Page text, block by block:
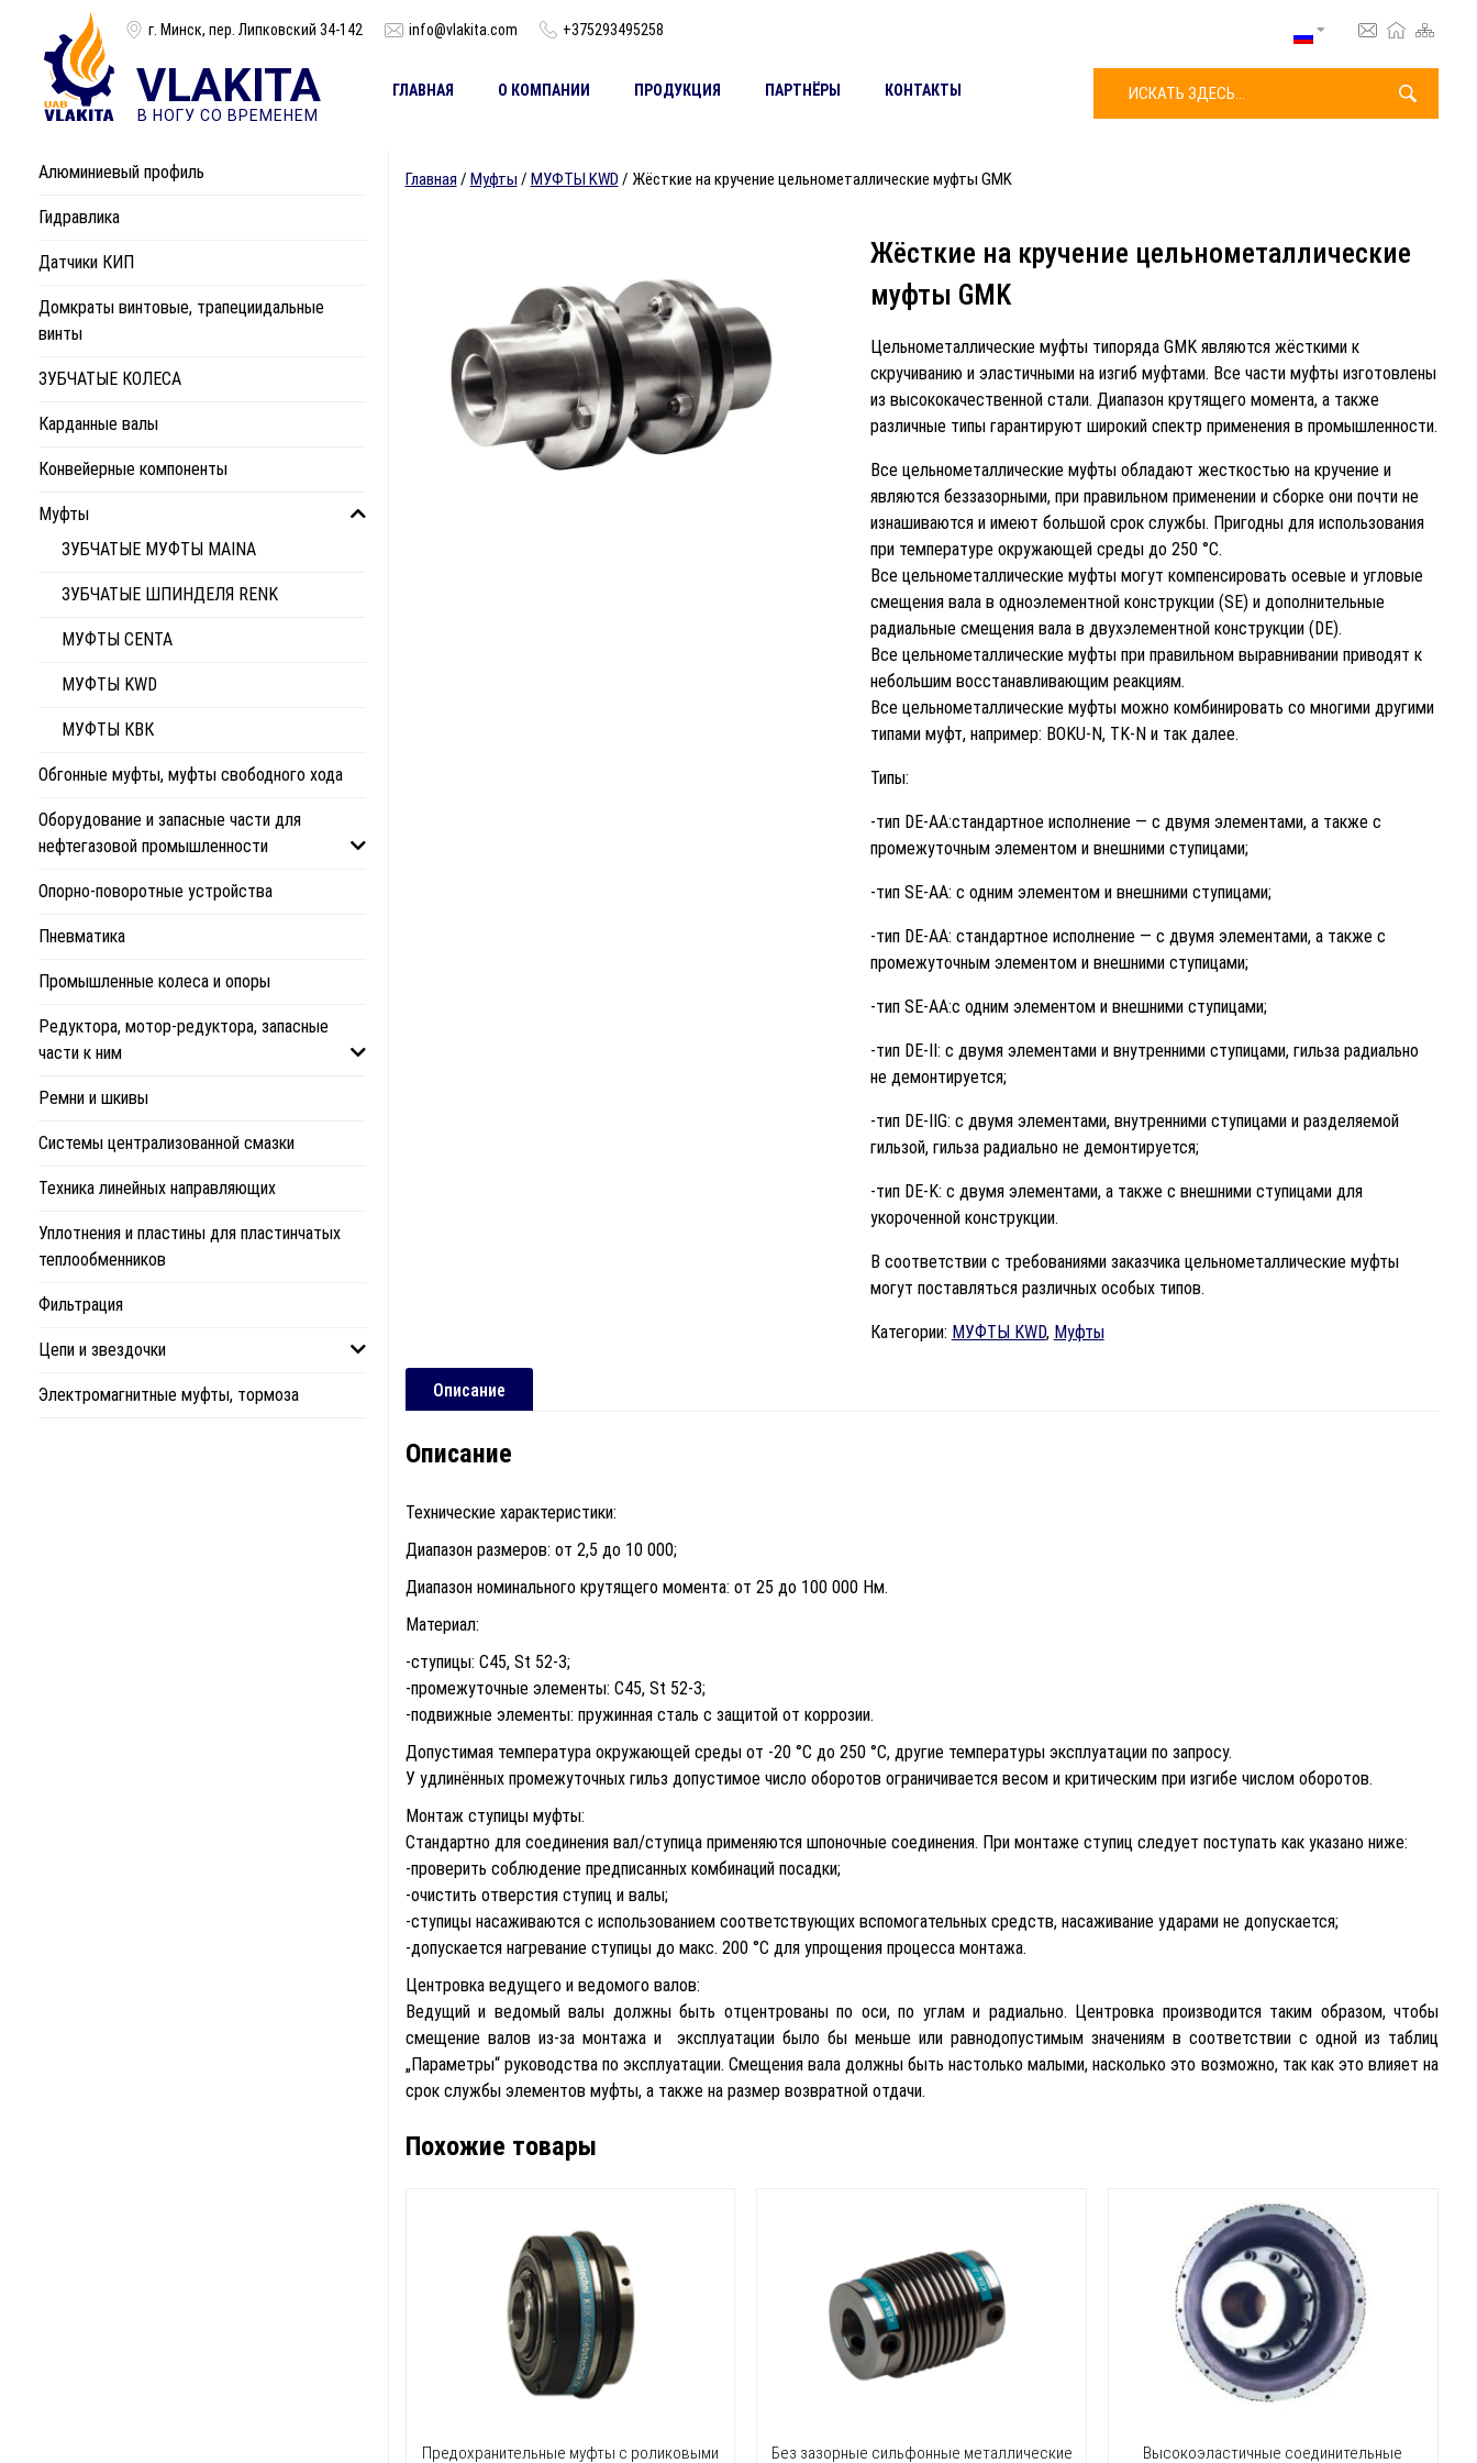
г. Минск, пер. Липковский 34-142 info@vlakita.com +375293495258
VLAKITA
В НОГУ СО ВРЕМЕНЕМ
ГЛАВНАЯ О КОМПАНИИ ПРОДУКЦИЯ ПАРТНЁРЫ КОНТАКТЫ
Искать
Главная / Муфты / МУФТЫ KWD / Жёсткие на кручение цельнометаллические муфты GMK
Жёсткие на кручение цельнометаллические
муфты GMK
Цельнометаллические муфты типоряда GMK являются жёсткими к
скручиванию и эластичными на изгиб муфтами. Все части муфты изготовлены
из высококачественной стали. Диапазон крутящего момента, а также
различные типы гарантируют широкий спектр применения в промышленности.
Все цельнометаллические муфты обладают жесткостью на кручение и
являются беззазорными, при правильном применении и сборке они почти не
изнашиваются и имеют большой срок службы. Пригодны для использования
при температуре окружающей среды до 250 °C.
Все цельнометаллические муфты могут компенсировать осевые и угловые
смещения вала в одноэлементной конструкции (SE) и дополнительные
радиальные смещения вала в двухэлементной конструкции (DE).
Все цельнометаллические муфты при правильном выравнивании приводят к
небольшим восстанавливающим реакциям.
Все цельнометаллические муфты можно комбинировать со многими другими
типами муфт, например: BOKU-N, TK-N и так далее.
Типы:
-тип DE-AA:стандартное исполнение — с двумя элементами, а также с
промежуточным элементом и внешними ступицами;
-тип SE-AA: с одним элементом и внешними ступицами;
-тип DE-AA: стандартное исполнение — с двумя элементами, а также с
промежуточным элементом и внешними ступицами;
-тип SE-AA:с одним элементом и внешними ступицами;
-тип DE-II: с двумя элементами и внутренними ступицами, гильза радиально
не демонтируется;
-тип DE-IIG: с двумя элементами, внутренними ступицами и разделяемой
гильзой, гильза радиально не демонтируется;
-тип DE-K: с двумя элементами, а также с внешними ступицами для
укороченной конструкции.
В соответствии с требованиями заказчика цельнометаллические муфты
могут поставляться различных особых типов.
Категории: МУФТЫ KWD, Муфты
Описание
Описание
Технические характеристики:
Диапазон размеров: от 2,5 до 10 000;
Диапазон номинального крутящего момента: от 25 до 100 000 Нм.
Материал:
-cтупицы: C45, St 52-3;
-промежуточные элементы: C45, St 52-3;
-подвижные элементы: пружинная сталь с защитой от коррозии.
Допустимая температура окружающей среды от -20 °C до 250 °C, другие температуры эксплуатации по запросу.
У удлинённых промежуточных гильз допустимое число оборотов ограничивается весом и критическим при изгибе числом оборотов.
Монтаж ступицы муфты:
Стандартно для соединения вал/ступица применяются шпоночные соединения. При монтаже ступиц следует поступать как указано ниже:
-проверить соблюдение предписанных комбинаций посадки;
-очистить отверстия ступиц и валы;
-ступицы насаживаются с использованием соответствующих вспомогательных средств, насаживание ударами не допускается;
-допускается нагревание ступицы до макс. 200 °C для упрощения процесса монтажа.
Центровка ведущего и ведомого валов:
Ведущий и ведомый валы должны быть отцентрованы по оси, по углам и радиально. Центровка производится таким образом, чтобы
смещение валов из-за монтажа и эксплуатации было бы меньше или равнодопустимым значениям в соответствии с одной из таблиц
„Параметры“ руководства по эксплуатации. Смещения вала должны быть настолько малыми, насколько это возможно, так как это влияет на
срок службы элементов муфты, а также на размер возвратной отдачи.
Похожие товары
Предохранительные муфты с роликовыми Без зазорные сильфонные металлические Высокоэластичные соединительные
Алюминиевый профиль
Гидравлика
Датчики КИП
Домкраты винтовые, трапециидальные
винты
ЗУБЧАТЫЕ КОЛЕСА
Карданные валы
Конвейерные компоненты
Муфты
ЗУБЧАТЫЕ МУФТЫ MAINA
ЗУБЧАТЫЕ ШПИНДЕЛЯ RENK
МУФТЫ CENTA
МУФТЫ KWD
МУФТЫ КВК
Обгонные муфты, муфты свободного хода
Оборудование и запасные части для
нефтегазовой промышленности
Опорно-поворотные устройства
Пневматика
Промышленные колеса и опоры
Редуктора, мотор-редуктора, запасные
части к ним
Ремни и шкивы
Системы централизованной смазки
Техника линейных направляющих
Уплотнения и пластины для пластинчатых
теплообменников
Фильтрация
Цепи и звездочки
Электромагнитные муфты, тормоза